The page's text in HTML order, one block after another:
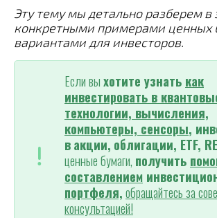
Эту тему мы детально разберем в
конкретными примерами ценных
вариантами для инвесторов.
Если выхотите узнать как
инвестировать в
технологии, вычисления,
компьютеры, сенсоры,
вакции, облигации, ETF,
ценные бумаги, получить
составлением
портфеля,обращайтесь за
консультацией!